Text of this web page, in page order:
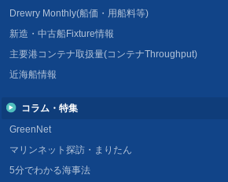
Drewry Monthly(船価・用船料等)
新造・中古船Fixture情報
主要港コンテナ取扱量(コンテナThroughput)
近海船情報
コラム・特集
GreenNet
マリンネット探訪・まりたん
5分でわかる海事法